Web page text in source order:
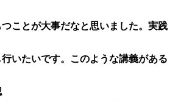
ことが大事だなと思いました。実践
いたいです。このような講義がある